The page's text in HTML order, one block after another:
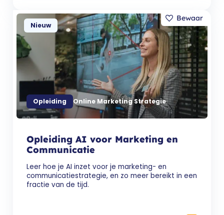
Opleiding Online Marketing Strategie
Nieuw
Opleiding AI voor Marketing en
Communicatie
Leer hoe je AI inzet voor je marketing- en
communicatiestrategie, en zo meer bereikt in een
fractie van de tijd.